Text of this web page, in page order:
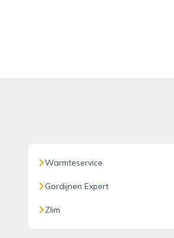
Warmteservice
Gordijnen Expert
Zlim